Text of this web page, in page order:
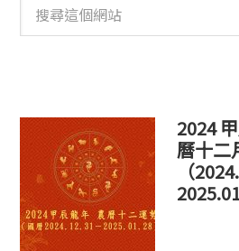
這
2024
曆十二
（